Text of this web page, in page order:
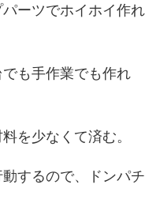
ーツでホイホイ作れ
も手作業でも作れ
を少なくて済む。
するので、ドンパチ